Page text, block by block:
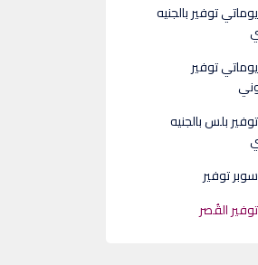
توفير بالجنيه
توفير
بلس بالجنيه
توفير
القُصر